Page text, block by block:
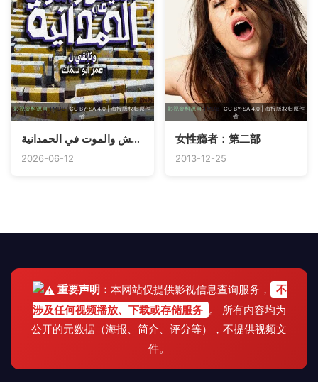
影视资料源自TMDB· CC BY-SA 4.0 | 海报版权归原作
者
العيش والموت في الحمدانية
2026-06-12
影视资料源自TMDB· CC BY-SA 4.0 | 海报版权归原作
者
女性瘾者：第二部
2013-12-25
重要声明： 本网站仅提供影视信息查询服务，
不
涉及任何视频播放、下载或存储服务 。 所有内容均为
公开的元数据（海报、简介、评分等），不提供视频文
件。